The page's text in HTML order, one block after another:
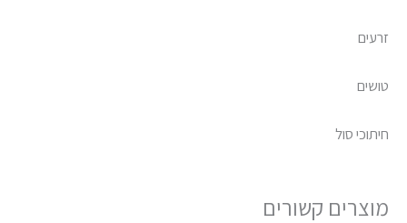
זרעים
טושים
חיתוכי סול
מוצרים קשורים